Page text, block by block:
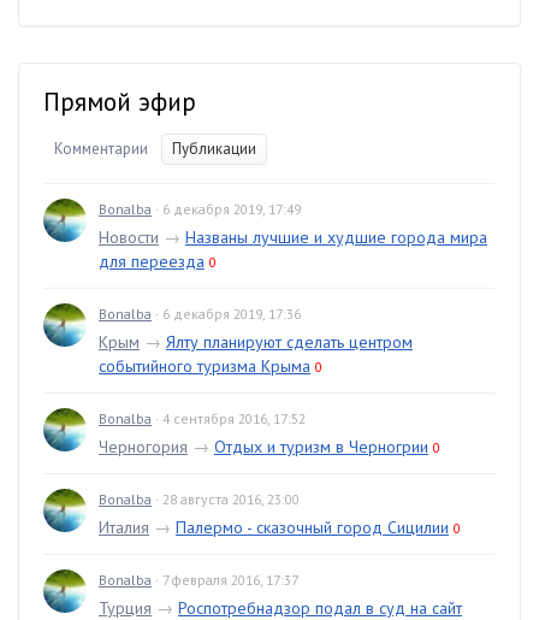
Прямой эфир
Комментарии Публикации
Bonalba · 6 декабря 2019, 17:49
Новости → Названы лучшие и худшие города мира
для переезда 0
Bonalba · 6 декабря 2019, 17:36
Крым → Ялту планируют сделать центром
событийного туризма Крыма 0
Bonalba · 4 сентября 2016, 17:52
Черногория → Отдых и туризм в Черногрии 0
Bonalba · 28 августа 2016, 23:00
Италия → Палермо - сказочный город Сицилии 0
Bonalba · 7 февраля 2016, 17:37
Турция → Роспотребнадзор подал в суд на сайт